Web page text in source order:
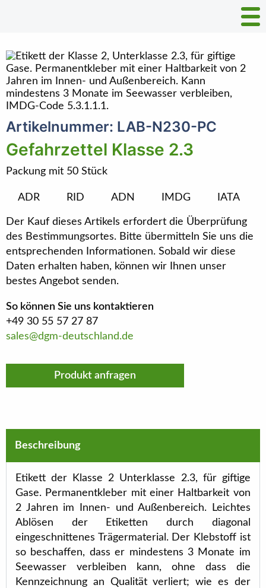
Artikelnummer: LAB-N230-PC
Gefahrzettel Klasse 2.3
Packung mit 50 Stück
ADR RID ADN IMDG IATA
Der Kauf dieses Artikels erfordert die Überprüfung
des Bestimmungsortes. Bitte übermitteln Sie uns die
entsprechenden Informationen. Sobald wir diese
Daten erhalten haben, können wir Ihnen unser
bestes Angebot senden.
So können Sie uns kontaktieren
+49 30 55 57 27 87
sales@dgm-deutschland.de
Produkt anfragen
Beschreibung
Etikett der Klasse 2 Unterklasse 2.3, für giftige
Gase. Permanentkleber mit einer Haltbarkeit von
2 Jahren im Innen- und Außenbereich. Leichtes
Ablösen der Etiketten durch diagonal
eingeschnittenes Trägermaterial. Der Klebstoff ist
so beschaffen, dass er mindestens 3 Monate im
Seewasser verbleiben kann, ohne dass die
Kennzeichnung an Qualität verliert; wie es der